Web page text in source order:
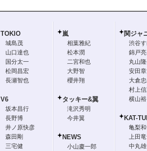
TOKIO
城島茂
山口達也
国分太一
松岡昌宏
長瀬智也
V6
坂本昌行
長野博
井ノ原快彦
森田剛
三宅健
嵐
相葉雅紀
松本潤
二宮和也
大野智
櫻井翔
タッキー&翼
滝沢秀明
今井翼
NEWS
小山慶一郎
関ジャ
渋谷
錦戸亮
丸山
安田
大倉
村上
横山裕
KAT-
亀梨
上田
中丸